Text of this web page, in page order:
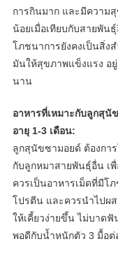
การกินมาก และมีความ
น้อยเมื่อเทียบกับสายพัน
โภชนาการยังคงเป็นสิ่ง
มันให้สุขภาพแข็งแรง อ
นาน
อาหารที่เหมาะกับลูกสุนั
อายุ 1-3 เดือน:
ลูกสุนัขซามอยด์ ต้องกา
กับลูกหมาสายพันธุ์อื่น เ
ควรเป็นอาหารเม็ดที่มีโ
โปรตีน และควรนำไปผ
ให้เคี้ยวง่ายขึ้น ไม่บาด
พอดีกับน้ำหนักตัว 3 มื้อต่